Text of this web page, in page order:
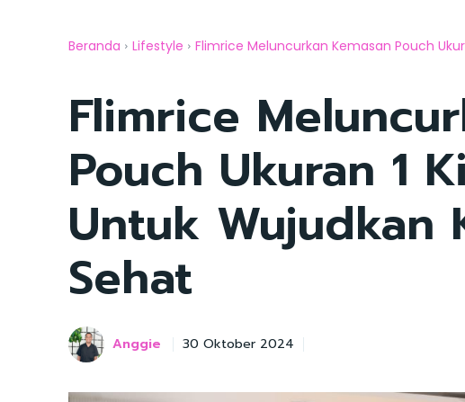
Beranda Lifestyle Flimrice Meluncurkan Kemasan Pouch
Flimrice
Pouch Ukuran 1
Untuk Wujudkan
Sehat
Anggie 30 Oktober 2024